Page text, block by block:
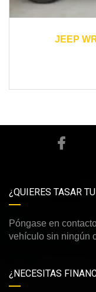
JEEP
¿QUIERES TASAR
Póngase en
vehículo sin ningún
¿NECESITAS